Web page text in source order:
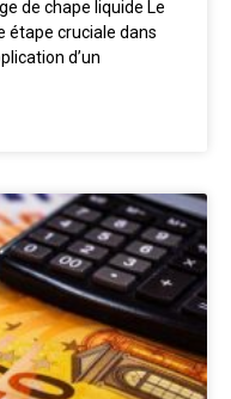
de chape liquide Le
étape cruciale dans
d’un